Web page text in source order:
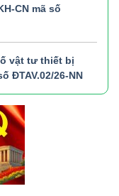
CN mã số
vật tư thiết bị
ĐTAV.02/26-NN